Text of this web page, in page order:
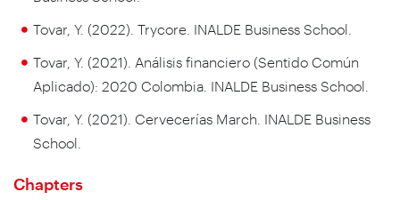
Tovar, Y. (2022). Trycore. INALDE Business School.
Tovar, Y. (2021). Análisis financiero (Sentido Común
Aplicado): 2020 Colombia. INALDE Business School.
Tovar, Y. (2021). Cervecerías March. INALDE Business
School.
Chapters